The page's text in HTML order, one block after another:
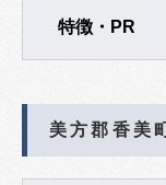
特徴・PR
美方郡香美